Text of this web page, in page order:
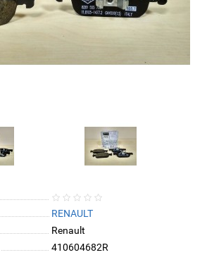
RENAULT
Renault
410604682R